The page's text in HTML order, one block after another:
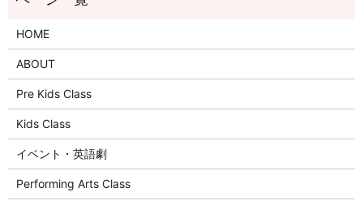
HOME
ABOUT
Pre Kids Class
Kids Class
イベント・英語劇
Performing Arts Class